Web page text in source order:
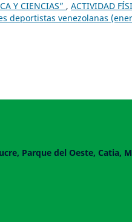
Y CIENCIAS” , ACTIVIDAD
deportistas venezolanas
Parque del Oeste, Catia,